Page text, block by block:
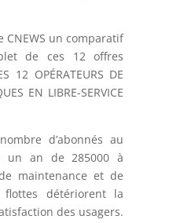
CNEWS un comparatif
de ces 12 offres
12 OPÉRATEURS DE
EN LIBRE-SERVICE
d’abonnés au
un an de 285000 à
maintenance et de
détériorent la
des usagers.